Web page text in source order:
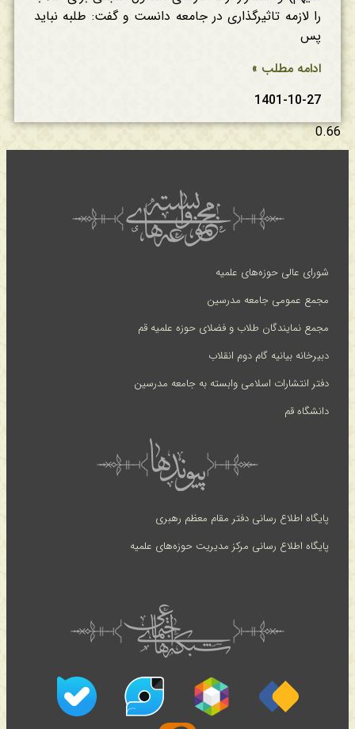
را لازمه تاثیرگذاری در جامعه دانست و گفت: طلبه نباید
پس
ادامه مطلب »
1401-10-27
شورای عالی حوزه‌های علمیه
مجمع عمومی جامعه مدرسین
مجمع نمایندگان طلاب و فضلای حوزه علمیه قم
دبیرخانه بیانیه گام دوم انقلاب
دفتر انتشارات اسلامی وابسته به جامعه مدرسین
دانشگاه قم
پایگاه اطلاع رسانی دفتر مقام معظم رهبری
پایگاه اطلاع رسانی مرکز مدیریت حوزه‌های علمیه